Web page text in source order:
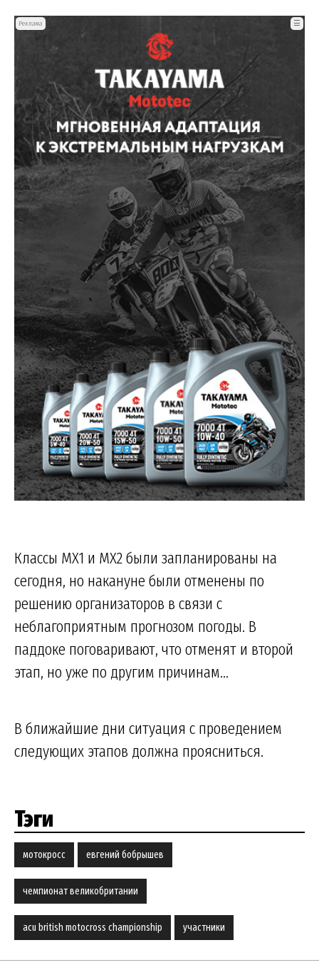
Реклама ☰
Классы MX1 и MX2 были запланированы на
сегодня, но накануне были отменены по
решению организаторов в связи с
неблагоприятным прогнозом погоды. В
паддоке поговаривают, что отменят и второй
этап, но уже по другим причинам...
В ближайшие дни ситуация с проведением
следующих этапов должна проясниться.
Тэги
мотокросс евгений бобрышев
чемпионат великобритании
acu british motocross championship участники